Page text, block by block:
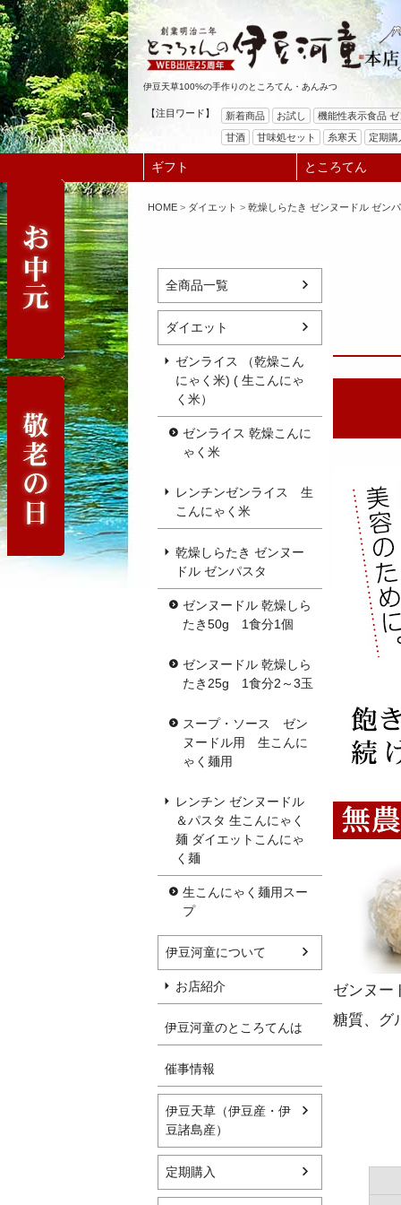
伊豆天草100%の手作りのところてん・あんみつ
【注目ワード】 新着商品 お試し
機能性表示食品
甘酒
甘味処セット 糸寒天 定期購
ギフト ところてん
HOME ダイエット 乾燥しらたき ゼンヌードル ゼン
全商品一覧
ダイエット
ゼンライス （乾燥こん
にゃく米) ( 生こんにゃ
く米）
ゼンライス 乾燥こんに
ゃく米
レンチンゼンライス 生
こんにゃく米
乾燥しらたき ゼンヌー
ドル ゼンパスタ
ゼンヌードル 乾燥しら
たき50g 1食分1個
ゼンヌードル 乾燥しら
たき25g 1食分2～3玉
スープ・ソース ゼン
ヌードル用 生こんに
ゃく麺用
レンチン ゼンヌードル
＆パスタ 生こんにゃく
麺 ダイエットこんにゃ
く麺
生こんにゃく麺用スー
プ
伊豆河童について
お店紹介
伊豆河童のところてんは
催事情報
伊豆天草（伊豆産・伊
豆諸島産）
定期購入
ゼンヌー
糖質、グ